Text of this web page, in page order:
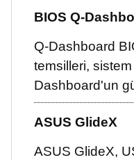
BIOS Q-
Q-Dashboard
temsilleri, sistem
Dashboard'un
ASUS GlideX
ASUS GlideX,